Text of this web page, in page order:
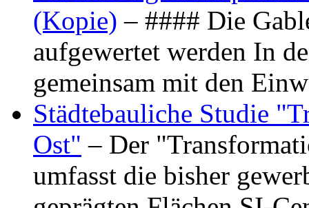
(Kopie) – #### Die
aufgewertet werden In
gemeinsam mit den
Städtebauliche Studie
Ost" – Der
umfasst die bisher